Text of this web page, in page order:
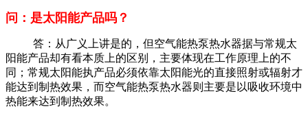
问：是太阳能产品吗？
答：从广义上讲是的，但空气能热泵热水器据与常规太
阳能产品却有看本质上的区别，主要体现在工作原理上的不
同；常规太阳能执产品必须依靠太阳能光的直接照射或辐射才
能达到制热效果，而空气能热泵热水器则主要是以吸收环境中
热能来达到制热效果。